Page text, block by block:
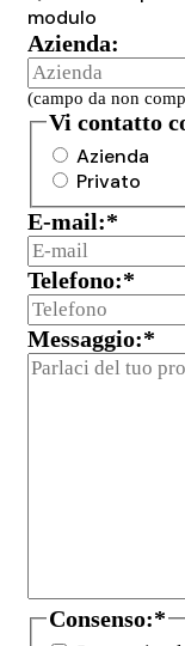
modulo
Azienda:
(campo da non
Vi contatto
Azienda
Privato
E-mail:*
Telefono:*
Messaggio:*
Consenso:*